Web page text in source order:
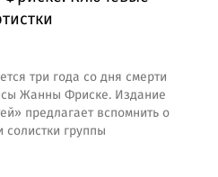
три года со дня смерти
Жанны Фриске. Издание
предлагает вспомнить о
группы